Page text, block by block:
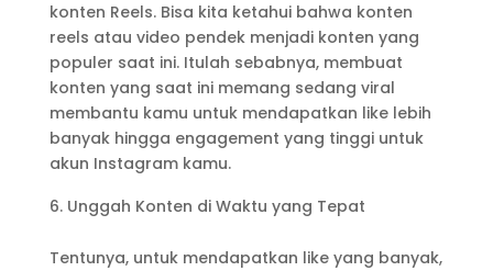
konten Reels. Bisa kita ketahui bahwa konten
reels atau video pendek menjadi konten yang
populer saat ini. Itulah sebabnya, membuat
konten yang saat ini memang sedang viral
membantu kamu untuk mendapatkan like lebih
banyak hingga engagement yang tinggi untuk
akun Instagram kamu.
Unggah Konten di Waktu yang Tepat
Tentunya, untuk mendapatkan like yang banyak,